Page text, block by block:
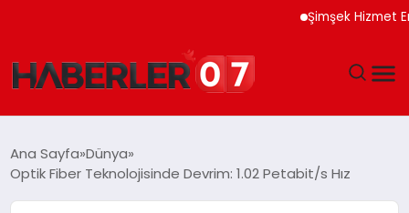
Şimşek Hizmet
Ana Sayfa Dünya
Optik Fiber Teknolojisinde Devrim: 1.02 Petabit/s Hız